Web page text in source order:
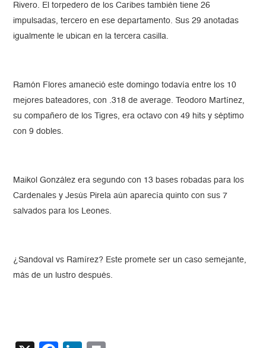
Rivero. El torpedero de los Caribes también tiene 26
impulsadas, tercero en ese departamento. Sus 29 anotadas
igualmente le ubican en la tercera casilla.
Ramón Flores amaneció este domingo todavía entre los 10
mejores bateadores, con .318 de average. Teodoro Martínez,
su compañero de los Tigres, era octavo con 49 hits y séptimo
con 9 dobles.
Maikol González era segundo con 13 bases robadas para los
Cardenales y Jesús Pirela aún aparecía quinto con sus 7
salvados para los Leones.
¿Sandoval vs Ramírez? Este promete ser un caso semejante,
más de un lustro después.